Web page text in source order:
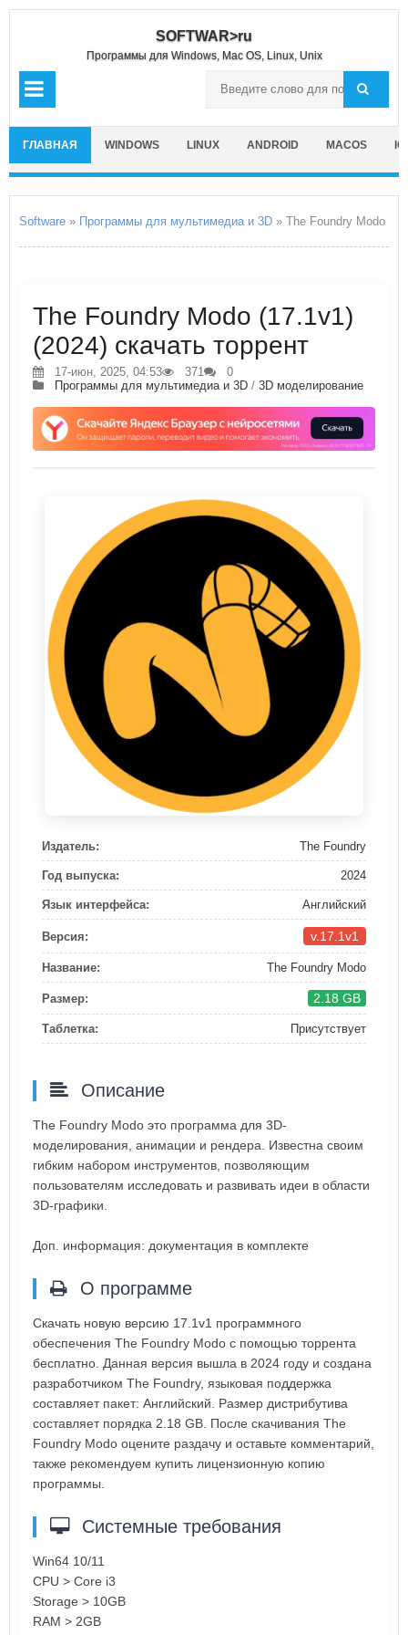
SOFTWAR>ru
Программы для Windows, Mac OS, Linux, Unix
ГЛАВНАЯ WINDOWS LINUX ANDROID MACOS
Software » Программы для мультимедиа и 3D » The Foundry Modo
The Foundry Modo (17.1v1)
(2024) скачать торрент
17-июн, 2025, 04:53 371
0
Программы для мультимедиа и 3D / 3D моделирование
Издатель: The Foundry
Год выпуска: 2024
Язык интерфейса: Английский
Версия: v.17.1v1
Название: The Foundry Modo
Размер: 2.18 GB
Таблетка: Присутствует
Описание
The Foundry Modo это программа для 3D-
моделирования, анимации и рендера. Известна своим
гибким набором инструментов, позволяющим
пользователям исследовать и развивать идеи в области
3D-графики.
Доп. информация: документация в комплекте
О программе
Скачать новую версию 17.1v1 программного
обеспечения The Foundry Modo с помощью торрента
бесплатно. Данная версия вышла в 2024 году и создана
разработчиком The Foundry, языковая поддержка
составляет пакет: Английский. Размер дистрибутива
составляет порядка 2.18 GB. После скачивания The
Foundry Modo оцените раздачу и оставьте комментарий,
также рекомендуем купить лицензионную копию
программы.
Системные требования
Win64 10/11
CPU > Core i3
Storage > 10GB
RAM > 2GB